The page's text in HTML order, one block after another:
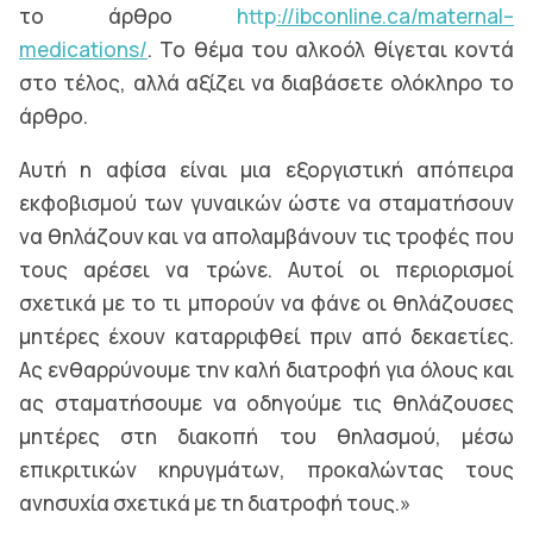
το άρθρο http://ibconline.ca/maternal–
medications/. Το θέμα του αλκοόλ θίγεται κοντά
στο τέλος, αλλά αξίζει να διαβάσετε ολόκληρο το
άρθρο.
Αυτή η αφίσα είναι μια εξοργιστική απόπειρα
εκφοβισμού των γυναικών ώστε να σταματήσουν
να θηλάζουν και να απολαμβάνουν τις τροφές που
τους αρέσει να τρώνε. Αυτοί οι περιορισμοί
σχετικά με το τι μπορούν να φάνε οι θηλάζουσες
μητέρες έχουν καταρριφθεί πριν από δεκαετίες.
Ας ενθαρρύνουμε την καλή διατροφή για όλους και
ας σταματήσουμε να οδηγούμε τις θηλάζουσες
μητέρες στη διακοπή του θηλασμού, μέσω
επικριτικών κηρυγμάτων, προκαλώντας τους
ανησυχία σχετικά με τη διατροφή τους.»